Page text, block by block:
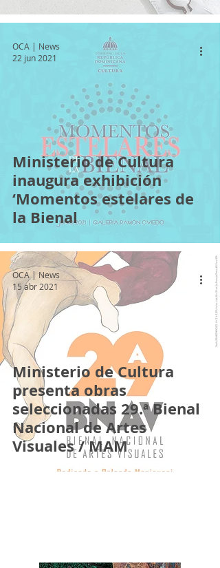
Ministerio de Cultura
inaugura exhibición
‘Momentos estelares de
la Bienal
OCA | News
22 jun 2021
Ministerio de Cultura
presenta obras
seleccionadas 29.ª Bienal
Nacional de Artes
Visuales / MAM
OCA | News
15 abr 2021